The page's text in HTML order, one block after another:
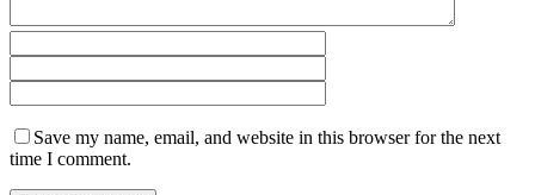
Save my name, email, and website in this browser for the next
time I comment.